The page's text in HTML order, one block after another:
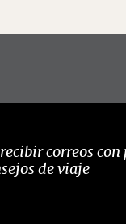
correos con
de viaje